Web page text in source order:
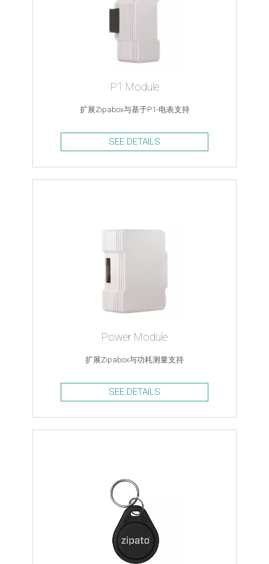
P1 Module
扩展Zipabox与基于P1-电表支持
SEE DETAILS
Power Module
扩展Zipabox与功耗测量支持
SEE DETAILS